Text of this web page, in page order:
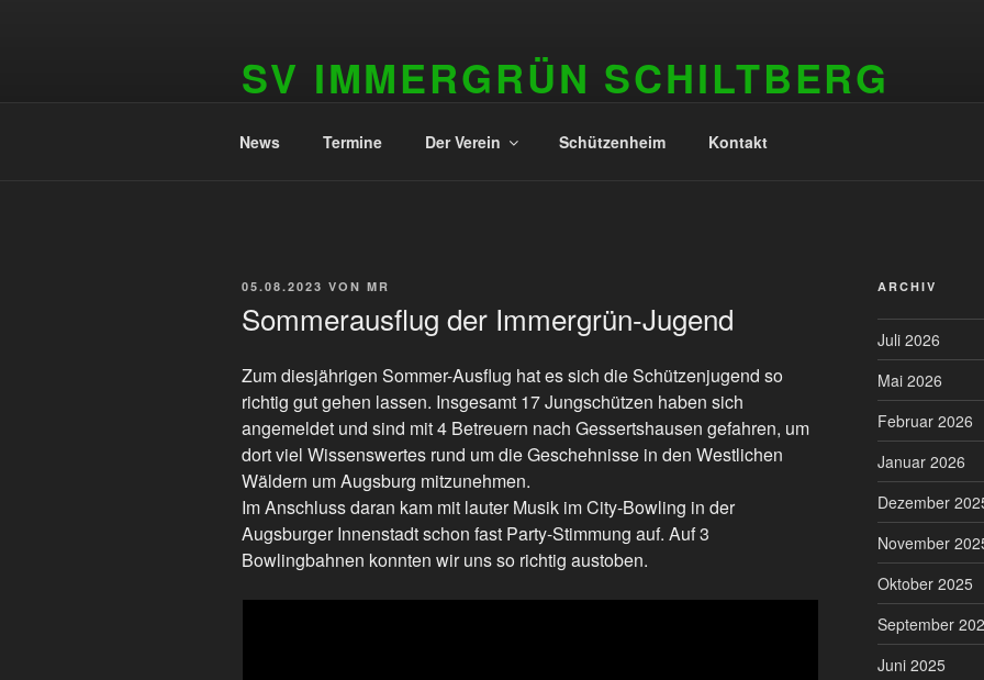
SV IMMERGRÜN SCHILTBERG
News Termine Der Verein Schützenheim Kontakt
VERÖFFENTLICHT
05.08.2023 VON MR
Sommerausflug der Immergrün-Jugend
Zum diesjährigen Sommer-Ausflug hat es sich die Schützenjugend so
richtig gut gehen lassen. Insgesamt 17 Jungschützen haben sich
angemeldet und sind mit 4 Betreuern nach Gessertshausen gefahren, um
dort viel Wissenswertes rund um die Geschehnisse in den Westlichen
Wäldern um Augsburg mitzunehmen.
Im Anschluss daran kam mit lauter Musik im City-Bowling in der
Augsburger Innenstadt schon fast Party-Stimmung auf. Auf 3
Bowlingbahnen konnten wir uns so richtig austoben.
ARCHIV
Juli 2026
Mai 2026
Februar 2026
Januar 2026
Dezember
November
Oktober 2025
September
Juni 2025